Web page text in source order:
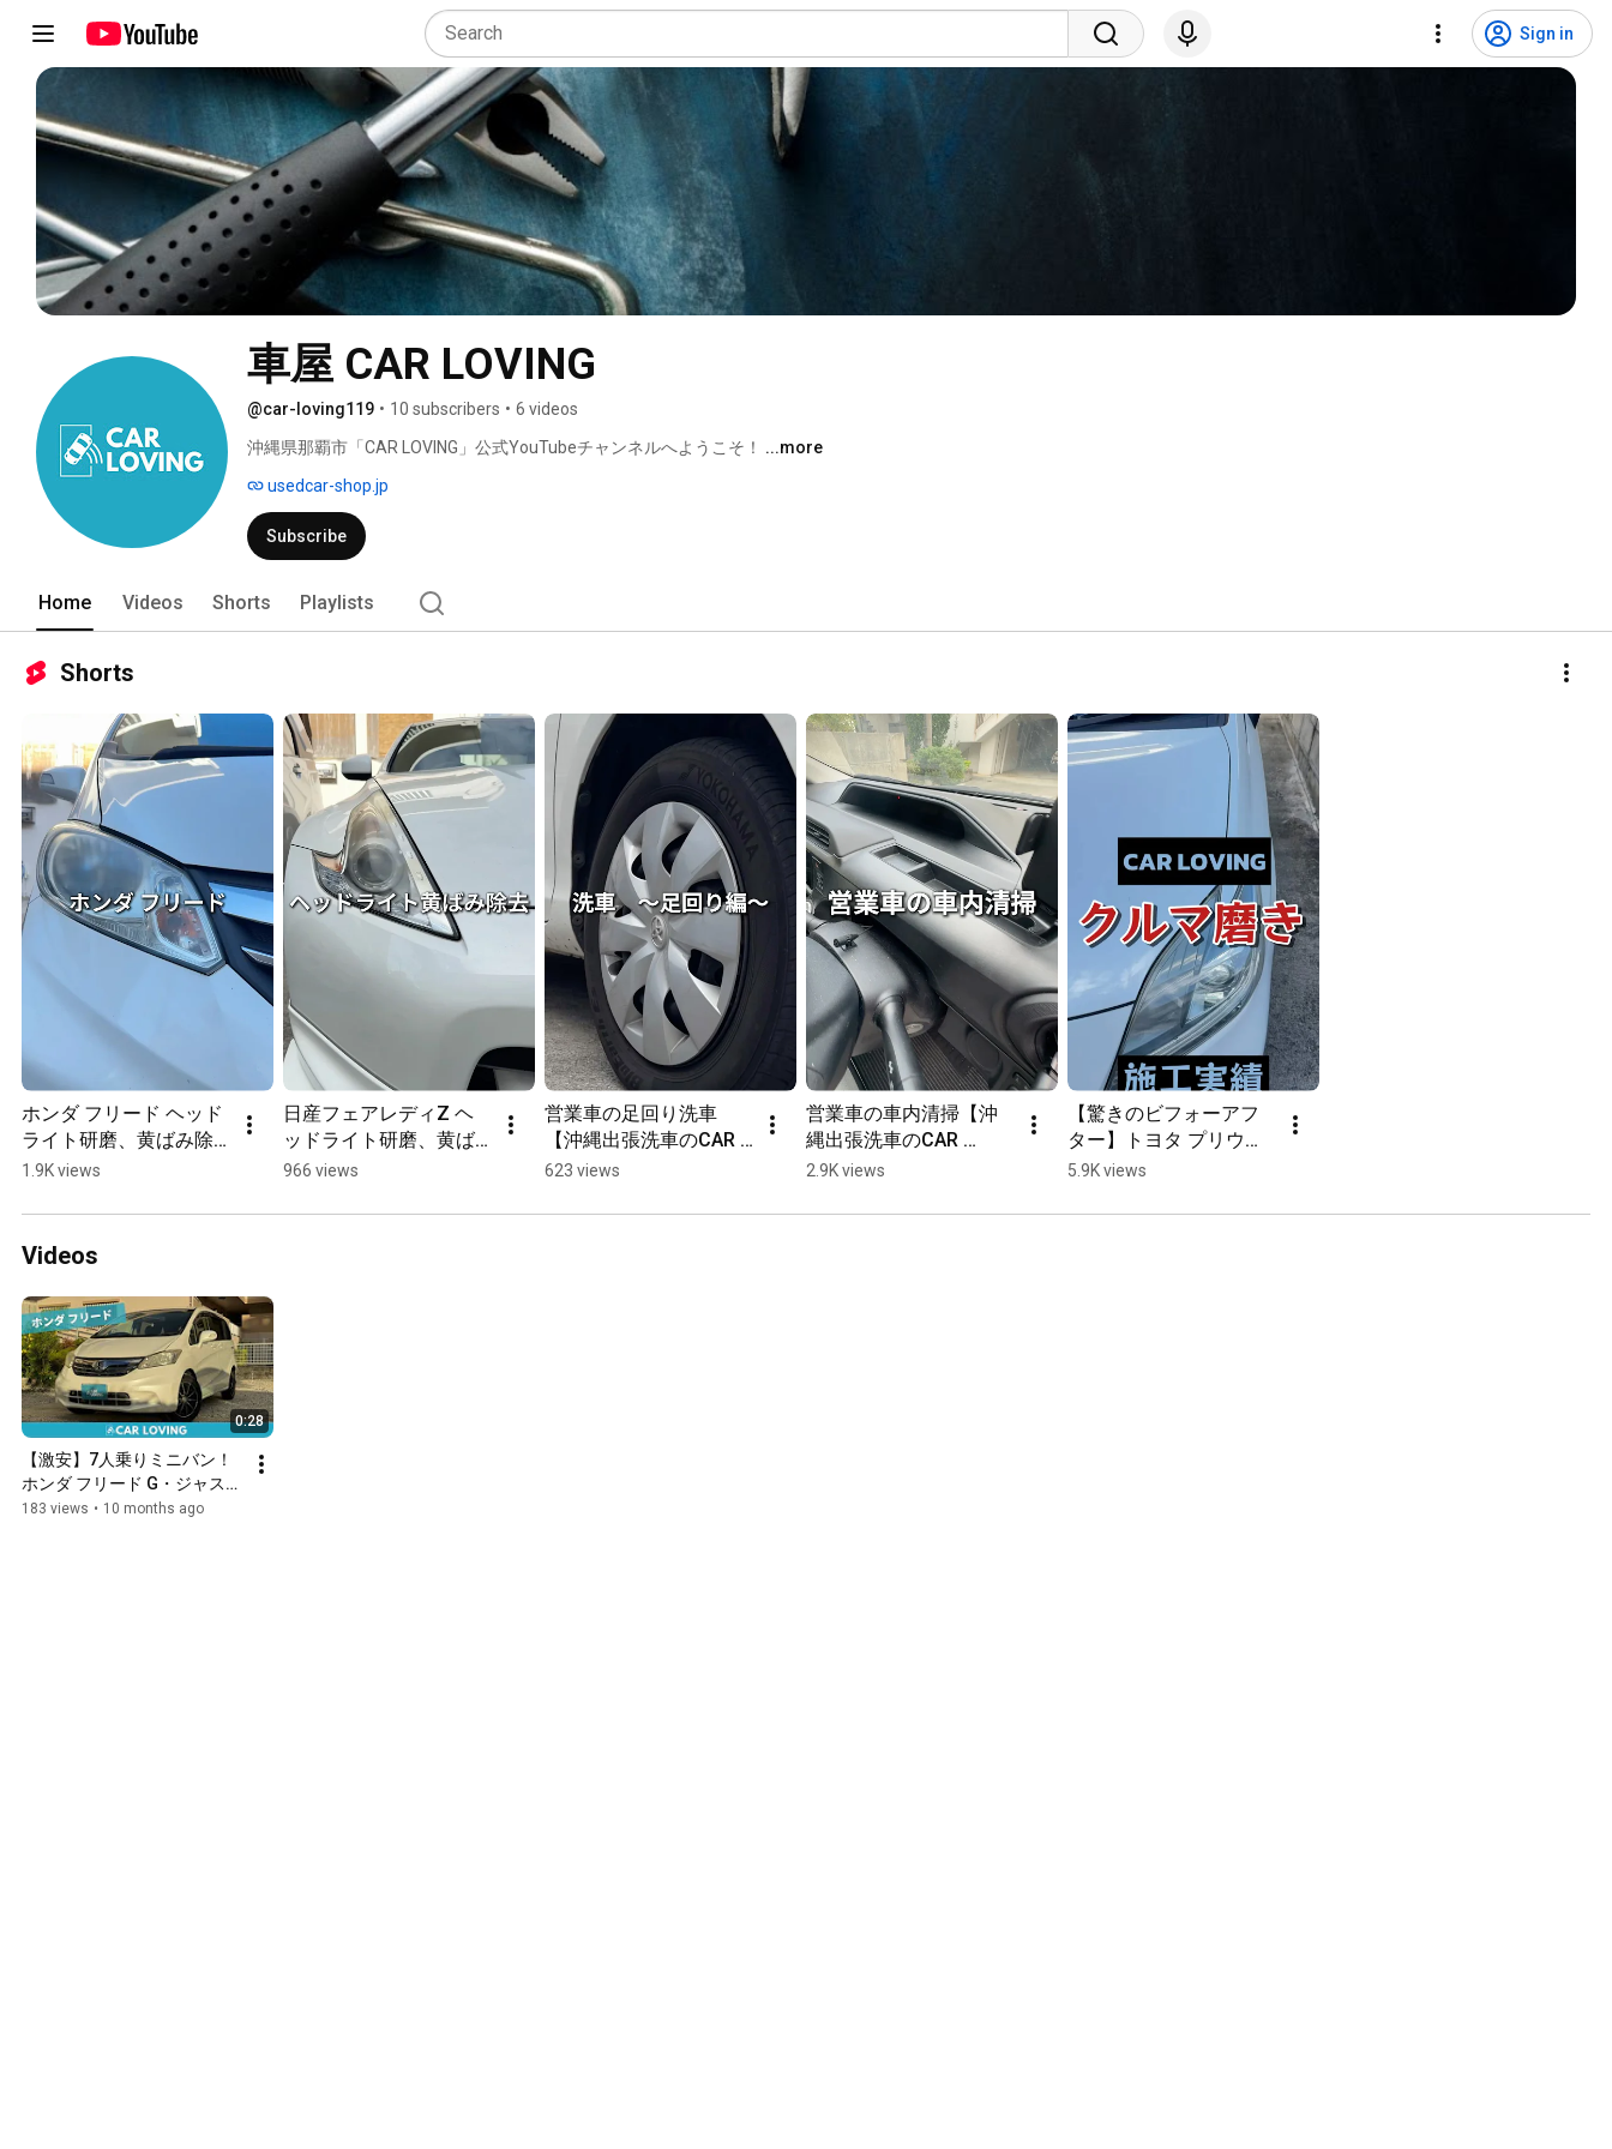
Sign in
車屋 CAR LOVING
@car-loving119 • 10 subscribers • 6 videos
沖縄県那覇市「CAR LOVING」公式YouTubeチャンネルへようこそ！ ...more
usedcar-shop.jp
Subscribe
Home Videos Shorts Playlists
Shorts
ホンダ フリード ヘッド
ライト研磨、黄ばみ除
去【沖縄出張洗車の
1.9K views
日産フェアレディZ ヘ
ッドライト研磨、黄ば
み除去【沖縄出張洗車
966 views
営業車の足回り洗車
【沖縄出張洗車のCAR
LOVING】
623 views
営業車の車内清掃【沖
縄出張洗車のCAR
LOVING】
2.9K views
【驚きのビフォーアフ
ター】トヨタ プリウス
30系の車磨きが新車級
LOVING 出張サービス in
5.9K views
Videos
0:28
【激安】7人乗りミニバン！
ホンダ フリード G・ジャスト
セレクション｜沖縄中古車
183 views • 10 months ago